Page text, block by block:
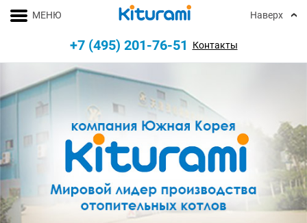
МЕНЮ Наверх
+7 (495) 201-76-51 Контакты